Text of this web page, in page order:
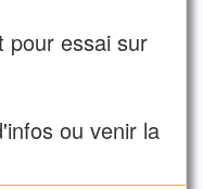
pour essai sur
ou venir la